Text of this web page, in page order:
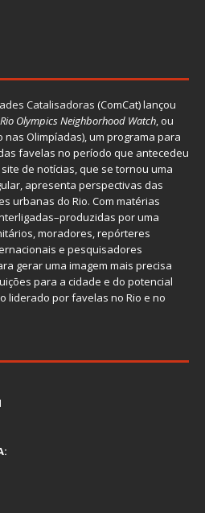
Catalisadoras (ComCat) lançou
Rio Olympics Neighborhood Watch, ou
nas Olimpíadas), um programa para
favelas no período que antecedeu
de notícias, que se tornou uma
apresenta perspectivas das
urbanas do Rio. Com matérias
por uma
moradores, repórteres
e pesquisadores
gerar uma imagem mais precisa
para a cidade e do potencial
liderado por favelas no Rio e no